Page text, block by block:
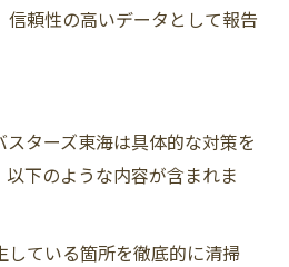
頼性の高いデータとして報告
ターズ東海は具体的な対策を
下のような内容が含まれま
している箇所を徹底的に清掃